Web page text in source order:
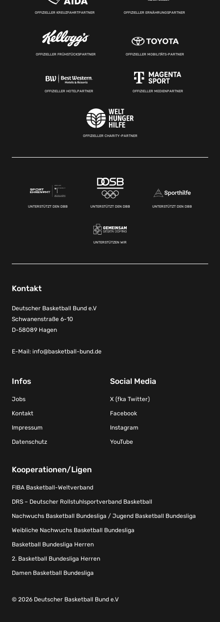
OFFIZIELLER KREUZFAHRTPARTNER OFFIZIELLER ERNÄHRUNGSPARTNER
OFFIZIELLER FRÜHSTÜCKSPARTNER OFFIZIELLER MOBILITÄTS-PARTNER
OFFIZIELLER HOTELPARTNER OFFIZIELLER MEDIENPARTNER
OFFIZIELLER CHARITY-PARTNER
UNTERSTÜTZT DEN DBB UNTERSTÜTZT DEN DBB UNTERSTÜTZT DEN DBB
UNTERSTÜTZEN WIR
Kontakt
Deutscher Basketball Bund e.V
Schwanenstraße 6-10
D-58089 Hagen
E-Mail: info@basketball-bund.de
Infos
Jobs
Kontakt
Impressum
Datenschutz
Social Media
X (fka Twitter)
Facebook
Instagram
YouTube
Kooperationen/Ligen
FIBA Basketball-Weltverband
DRS – Deutscher Rollstuhlsportverband Basketball
Nachwuchs Basketball Bundesliga / Jugend Basketball Bundesliga
Weibliche Nachwuchs Basketball Bundesliga
Basketball Bundesliga Herren
2. Basketball Bundesliga Herren
Damen Basketball Bundesliga
© 2026 Deutscher Basketball Bund e.V